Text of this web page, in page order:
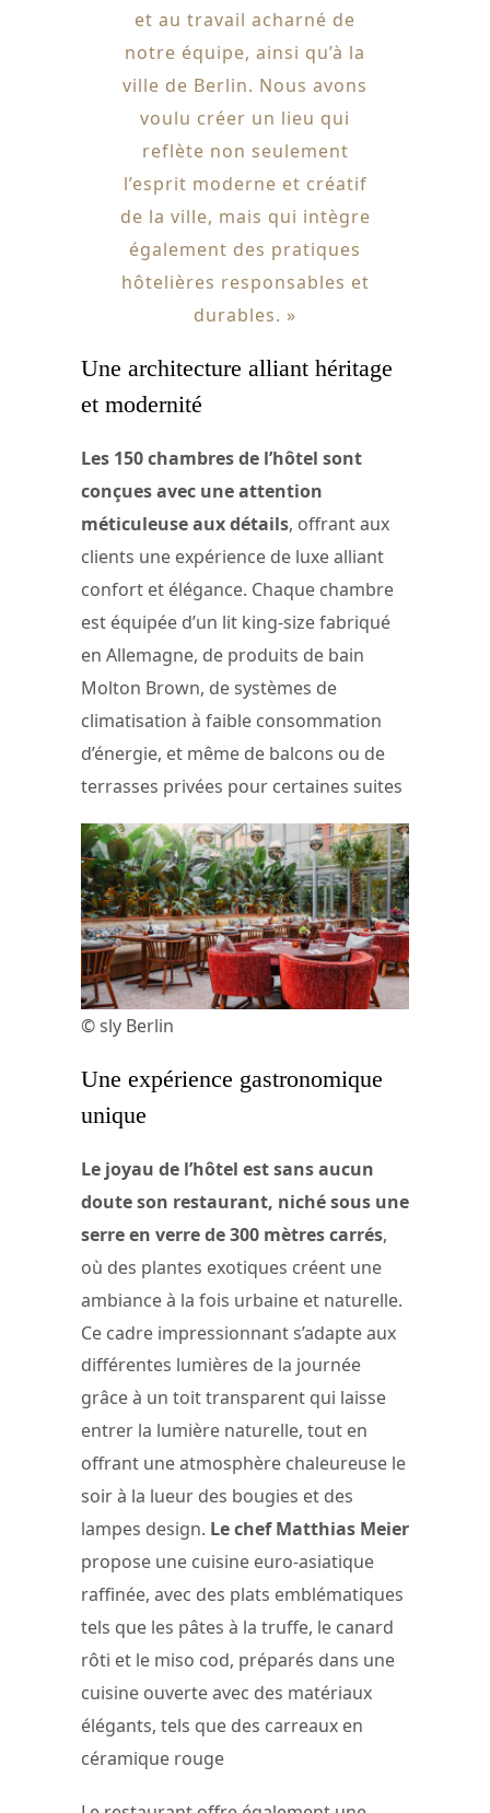
et au travail acharné de
notre équipe, ainsi qu’à la
ville de Berlin. Nous avons
voulu créer un lieu qui
reflète non seulement
l’esprit moderne et créatif
de la ville, mais qui intègre
également des pratiques
hôtelières responsables et
durables. »
Une architecture alliant héritage
et modernité
Les 150 chambres de l’hôtel sont
conçues avec une attention
méticuleuse aux détails, offrant aux
clients une expérience de luxe alliant
confort et élégance. Chaque chambre
est équipée d’un lit king-size fabriqué
en Allemagne, de produits de bain
Molton Brown, de systèmes de
climatisation à faible consommation
d’énergie, et même de balcons ou de
terrasses privées pour certaines suites​
© sly Berlin
Une expérience gastronomique
unique
Le joyau de l’hôtel est sans aucun
doute son restaurant, niché sous une
serre en verre de 300 mètres carrés,
où des plantes exotiques créent une
ambiance à la fois urbaine et naturelle.
Ce cadre impressionnant s’adapte aux
différentes lumières de la journée
grâce à un toit transparent qui laisse
entrer la lumière naturelle, tout en
offrant une atmosphère chaleureuse le
soir à la lueur des bougies et des
lampes design. Le chef Matthias Meier
propose une cuisine euro-asiatique
raffinée, avec des plats emblématiques
tels que les pâtes à la truffe, le canard
rôti et le miso cod, préparés dans une
cuisine ouverte avec des matériaux
élégants, tels que des carreaux en
céramique rouge​